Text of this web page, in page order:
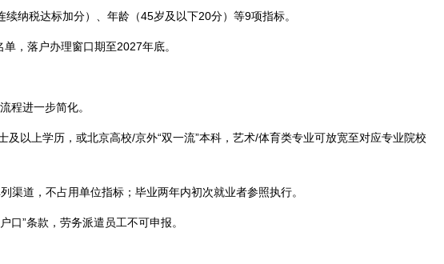
纳税达标加分）、年龄（45岁及以下20分）等9项指标。
，落户办理窗口期至2027年底。
程进一步简化。
以上学历，或北京高校/京外“双一流”本科，艺术/体育类专业可放宽至对应专业院校
渠道，不占用单位指标；毕业两年内初次就业者参照执行。
口”条款，劳务派遣员工不可申报。